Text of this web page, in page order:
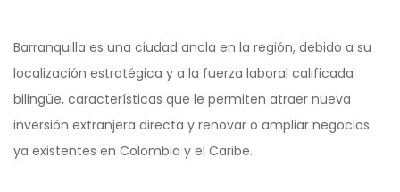
Barranquilla es una ciudad ancla en la región, debido a su
localización estratégica y a la fuerza laboral calificada
bilingüe, características que le permiten atraer nueva
inversión extranjera directa y renovar o ampliar negocios
ya existentes en Colombia y el Caribe.